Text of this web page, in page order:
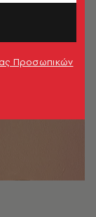
Προσωπικών